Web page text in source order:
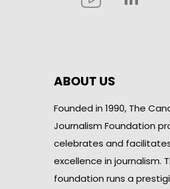
ABOUT US
Founded in 1990, The
Journalism Foundation
celebrates and
excellence in journalism.
foundation runs a